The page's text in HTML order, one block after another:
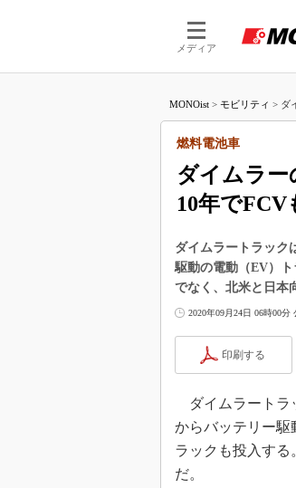
メディア
MONOist > モビリティ > ダ
ダイムラー
10年でFCV
燃料電池車
ダイムラートラック
駆動の電動（EV）
でなく、北米と日本
2020年09月24日 06時00分
印刷する
ダイムラートラ
からバッテリー駆
ラックも投入す
だ。